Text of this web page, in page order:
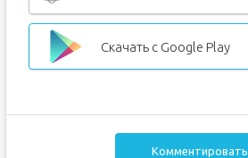
Скачать с Google Play
Комментировать